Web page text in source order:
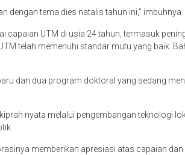
dengan tema dies natalis tahun ini,” imbuhnya.
capaian UTM di usia 24 tahun, termasuk
telah memenuhi standar mutu yang baik.
dan dua program doktoral yang sedang
nyata melalui pengembangan teknologi
memberikan apresiasi atas capaian dan